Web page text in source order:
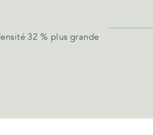
32 % plus grande